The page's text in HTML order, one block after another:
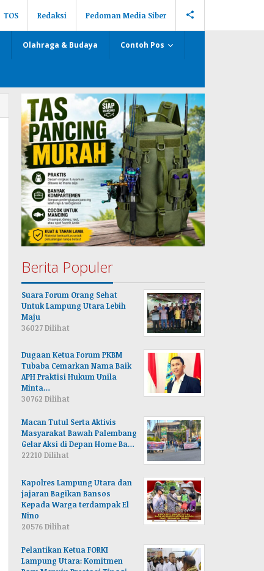
TOS Redaksi Pedoman Media Siber
Olahraga & Budaya Contoh Pos
Berita Populer
Suara Forum Orang Sehat
Untuk Lampung Utara Lebih
Maju
36027 Dilihat
Dugaan Ketua Forum PKBM
Tubaba Cemarkan Nama Baik
APH Praktisi Hukum Unila
Minta…
30762 Dilihat
Macan Tutul Serta Aktivis
Masyarakat Bawah Palembang
Gelar Aksi di Depan Home Ba…
22210 Dilihat
Kapolres Lampung Utara dan
jajaran Bagikan Bansos
Kepada Warga terdampak El
Nino
20576 Dilihat
Pelantikan Ketua FORKI
Lampung Utara: Komitmen